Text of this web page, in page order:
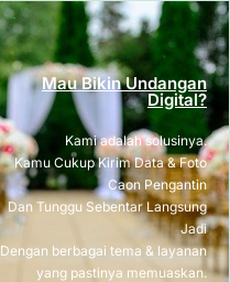
Mau Bikin Undangan
Digital?
Kami adalah solusinya.
Kamu Cukup Kirim Data & Foto
Caon Pengantin
Dan Tunggu Sebentar Langsung
Jadi
Dengan berbagai tema & layanan
yang pastinya memuaskan.